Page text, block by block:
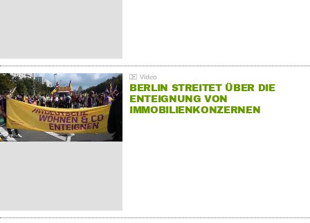
BERLIN STREITET ÜBER DIE
ENTEIGNUNG VON
IMMOBILIENKONZERNEN